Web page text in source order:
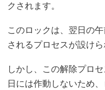
クされます。
このロックは、翌日の
されるプロセスが設けら
しかし、この解除プロ
日には作動しないため